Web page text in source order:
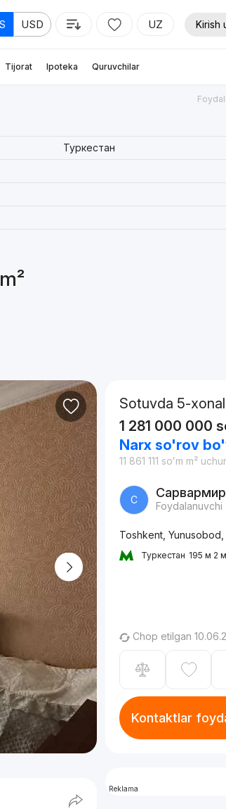
USD UZ Kirish
Tijorat Ipoteka Quruvchilar
Туркестан
Sotuvda 5-
1 281 000 000
Narx so'rov
11 861 111 soʻm m²
С
Foydalanuvchi
Toshkent, Yunusobod,
Туркестан 195 м 2
Chop etilgan
Kontaktlar
Reklama